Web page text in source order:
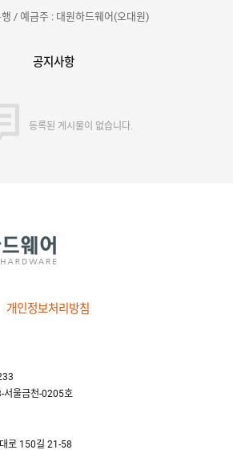
/ 예금주 : 대원하드웨어(오대원)
공지사항
등록된 게시물이 없습니다.
개인정보처리방침
서울금천-0205호
로 150길 21-58